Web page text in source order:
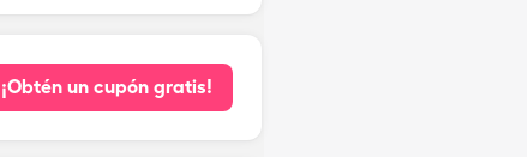
¡Obtén un cupón gratis!